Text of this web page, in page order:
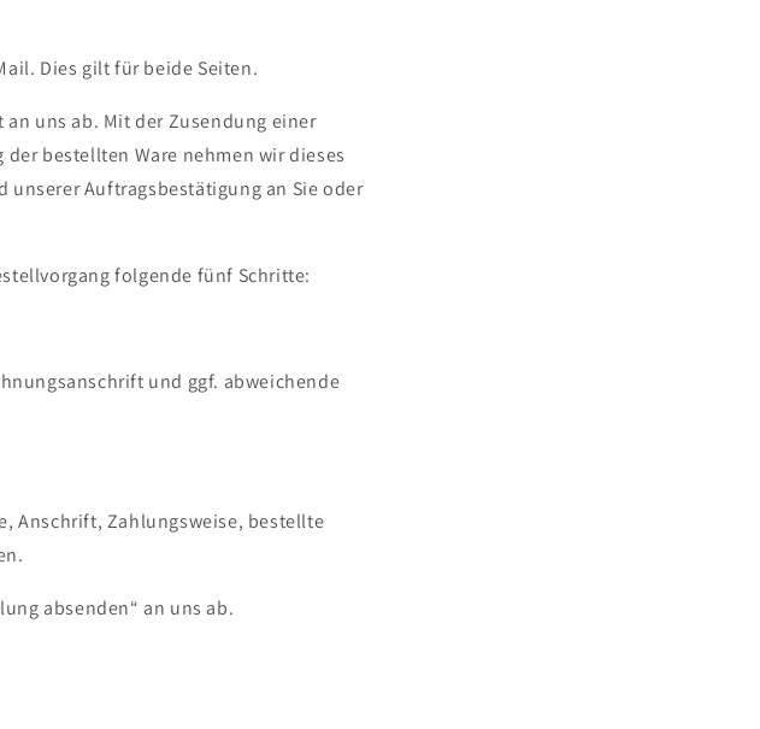
Dies gilt für beide Seiten.
uns ab. Mit der Zusendung einer
bestellten Ware nehmen wir dieses
unserer Auftragsbestätigung an Sie oder
folgende fünf Schritte:
und ggf. abweichende
Anschrift, Zahlungsweise, bestellte
absenden“ an uns ab.